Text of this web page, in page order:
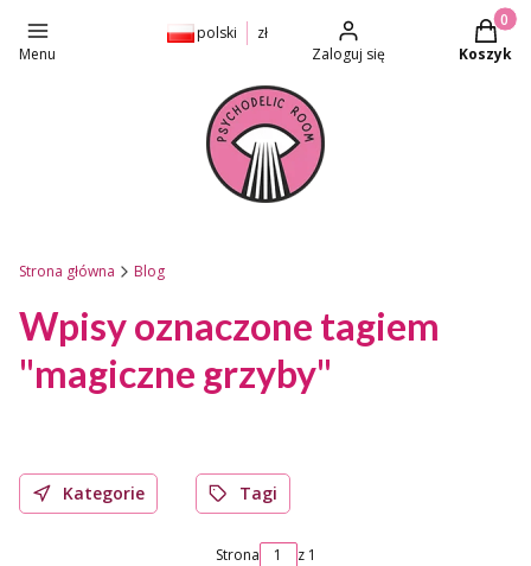
Menu
polski
zł
Zaloguj się
Koszyk
Strona główna Blog
Wpisy oznaczone tagiem
"magiczne grzyby"
Kategorie Tagi
Strona z 1